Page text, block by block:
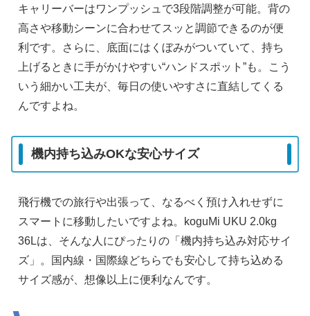
キャリーバーはワンプッシュで3段階調整が可能。背の
高さや移動シーンに合わせてスッと調節できるのが便
利です。さらに、底面にはくぼみがついていて、持ち
上げるときに手がかけやすい“ハンドスポット”も。こう
いう細かい工夫が、毎日の使いやすさに直結してくる
んですよね。
機内持ち込みOKな安心サイズ
飛行機での旅行や出張って、なるべく預け入れせずに
スマートに移動したいですよね。koguMi UKU 2.0kg
36Lは、そんな人にぴったりの「機内持ち込み対応サイ
ズ」。国内線・国際線どちらでも安心して持ち込める
サイズ感が、想像以上に便利なんです。